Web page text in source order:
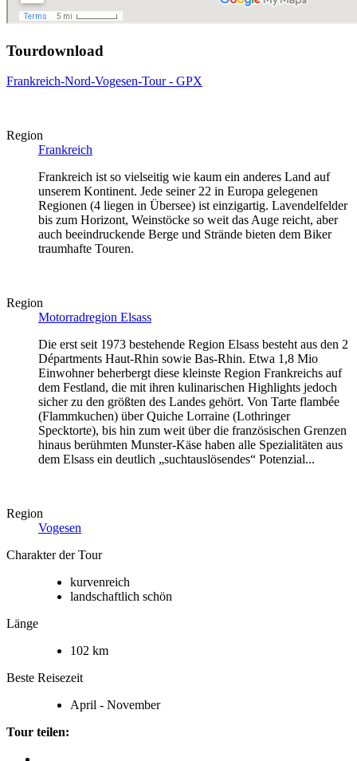
Tourdownload
Frankreich-Nord-Vogesen-Tour - GPX
Region
Frankreich
Frankreich ist so vielseitig wie kaum ein anderes Land auf
unserem Kontinent. Jede seiner 22 in Europa gelegenen
Regionen (4 liegen in Übersee) ist einzigartig. Lavendelfelder
bis zum Horizont, Weinstöcke so weit das Auge reicht, aber
auch beeindruckende Berge und Strände bieten dem Biker
traumhafte Touren.
Region
Motorradregion Elsass
Die erst seit 1973 bestehende Region Elsass besteht aus den 2
Départments Haut-Rhin sowie Bas-Rhin. Etwa 1,8 Mio
Einwohner beherbergt diese kleinste Region Frankreichs auf
dem Festland, die mit ihren kulinarischen Highlights jedoch
sicher zu den größten des Landes gehört. Von Tarte flambée
(Flammkuchen) über Quiche Lorraine (Lothringer
Specktorte), bis hin zum weit über die französischen Grenzen
hinaus berühmten Munster-Käse haben alle Spezialitäten aus
dem Elsass ein deutlich „suchtauslösendes“ Potenzial...
Region
Vogesen
Charakter der Tour
kurvenreich
landschaftlich schön
Länge
102 km
Beste Reisezeit
April - November
Tour teilen: